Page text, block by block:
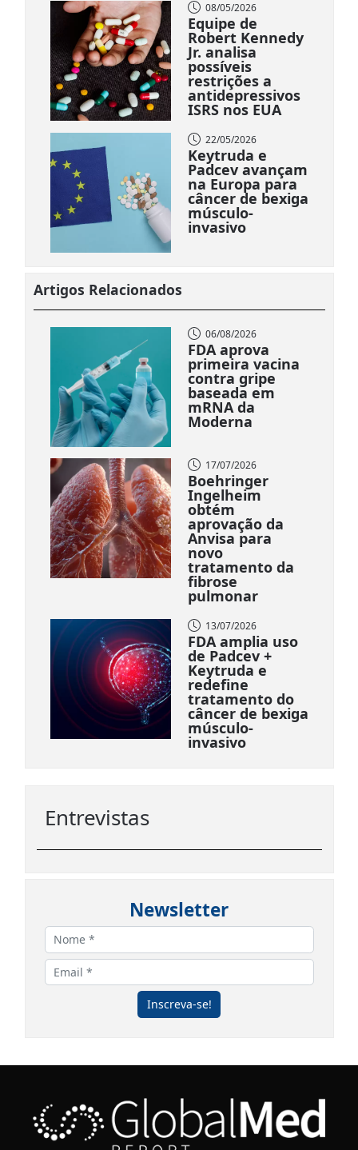
08/05/2026
Equipe de
Robert Kennedy
Jr. analisa
possíveis
restrições a
antidepressivos
ISRS nos EUA
22/05/2026
Keytruda e
Padcev avançam
na Europa para
câncer de bexiga
músculo-
invasivo
Artigos Relacionados
06/08/2026
FDA aprova
primeira vacina
contra gripe
baseada em
mRNA da
Moderna
17/07/2026
Boehringer
Ingelheim
obtém
aprovação da
Anvisa para
novo
tratamento da
fibrose
pulmonar
13/07/2026
FDA amplia uso
de Padcev +
Keytruda e
redefine
tratamento do
câncer de bexiga
músculo-
invasivo
Entrevistas
Newsletter
Inscreva-se!